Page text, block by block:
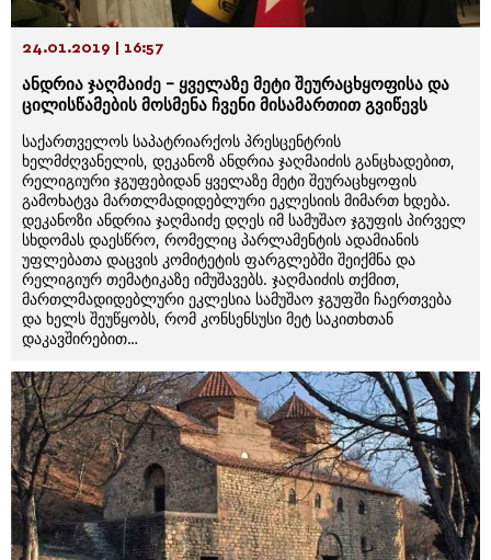
24.01.2019 | 16:57
ანდრია ჯაღმაიძე – ყველაზე მეტი შეურაცხყოფისა და
ცილისწამების მოსმენა ჩვენი მისამართით გვიწევს
საქართველოს საპატრიარქოს პრესცენტრის
ხელმძღვანელის, დეკანოზ ანდრია ჯაღმაიძის განცხადებით,
რელიგიური ჯგუფებიდან ყველაზე მეტი შეურაცხყოფის
გამოხატვა მართლმადიდებლური ეკლესიის მიმართ ხდება.
დეკანოზი ანდრია ჯაღმაიძე დღეს იმ სამუშაო ჯგუფის პირველ
სხდომას დაესწრო, რომელიც პარლამენტის ადამიანის
უფლებათა დაცვის კომიტეტის ფარგლებში შეიქმნა და
რელიგიურ თემატიკაზე იმუშავებს. ჯაღმაიძის თქმით,
მართლმადიდებლური ეკლესია სამუშაო ჯგუფში ჩაერთვება
და ხელს შეუწყობს, რომ კონსენსუსი მეტ საკითხთან
დაკავშირებით…